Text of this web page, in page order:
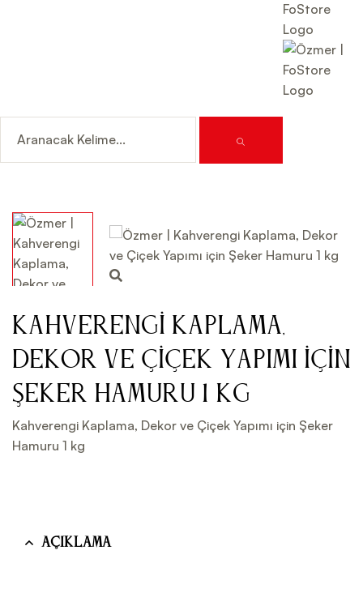
Kahverengi Kaplama,
Dekor ve Çiçek Yapımı için
Şeker Hamuru 1 kg
Kahverengi Kaplama, Dekor ve Çiçek Yapımı için Şeker
Hamuru 1 kg
Açıklama